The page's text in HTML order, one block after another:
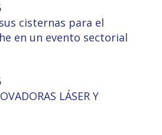
cisternas para el
en un evento sectorial
LÁSER Y